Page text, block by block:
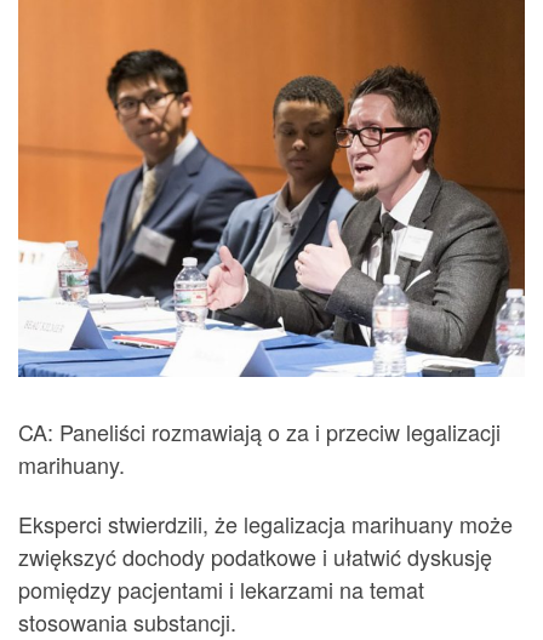
CA: Paneliści rozmawiają o za i przeciw legalizacji
marihuany.
Eksperci stwierdzili, że legalizacja marihuany może
zwiększyć dochody podatkowe i ułatwić dyskusję
pomiędzy pacjentami i lekarzami na temat
stosowania substancji.